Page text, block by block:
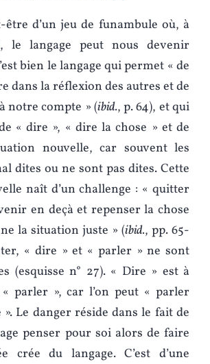
être d’un jeu de funambule où, à
le langage peut nous devenir
bien le langage qui permet « de
dans la réflexion des autres et de
notre compte » (ibid., p. 64), et qui
« dire », « dire la chose » et de
nouvelle, car souvent les
dites ou ne sont pas dites. Cette
naît d’un challenge : « quitter
en deçà et repenser la chose
la situation juste » (ibid., pp. 65-
« dire » et « parler » ne sont
(esquisse n° 27). « Dire » est à
parler », car l’on peut « parler
Le danger réside dans le fait de
penser pour soi alors de faire
crée du langage. C’est d’une